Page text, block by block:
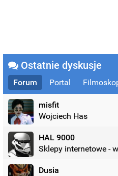
Ostatnie dyskusje
Forum Portal
misfit
Wojciech Has
HAL 9000
Sklepy internetowe -
Dusia